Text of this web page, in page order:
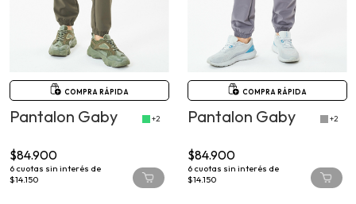
COMPRA RÁPIDA
Pantalon Gaby +2
$84.900
6 cuotas sin interés de
$14.150
COMPRA RÁPIDA
Pantalon Gaby +2
$84.900
6 cuotas sin interés de
$14.150